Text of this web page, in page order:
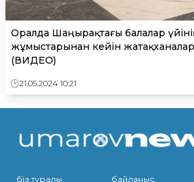
Оралда Шаңырақтағы балалар
жұмыстарынан кейін
(ВИДЕО)
21.05.2024 10:21
біз туралы байланыс